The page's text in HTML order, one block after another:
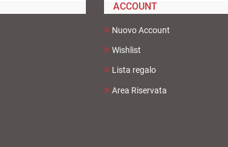
ACCOUNT
Nuovo Account
Wishlist
Lista regalo
Area Riservata